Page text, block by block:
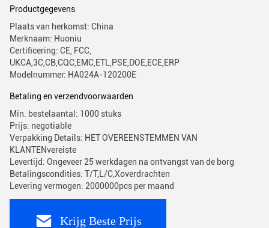
Productgegevens
Plaats van herkomst: China
Merknaam: Huoniu
Certificering: CE, FCC,
UKCA,3C,CB,CQC,EMC,ETL,PSE,DOE,ECE,ERP
Modelnummer: HA024A-120200E
Betaling en verzendvoorwaarden
Min. bestelaantal: 1000 stuks
Prijs: negotiable
Verpakking Details: HET OVEREENSTEMMEN VAN
KLANTENvereiste
Levertijd: Ongeveer 25 werkdagen na ontvangst van de borg
Betalingscondities: T/T,L/C,Xoverdrachten
Levering vermogen: 2000000pcs per maand
Krijg Beste Prijs